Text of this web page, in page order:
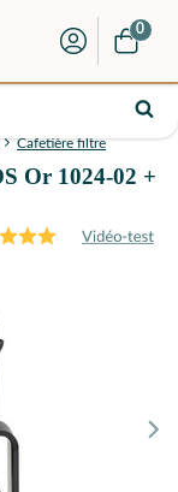
0
Cafetière filtre
Or 1024-02 +